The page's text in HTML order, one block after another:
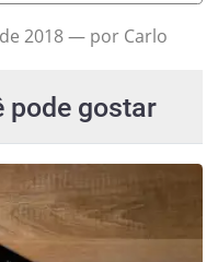
2018— por Carlo
pode gostar